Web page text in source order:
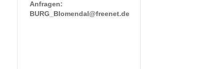
Anfragen:
BURG_Blomendal@freenet.de